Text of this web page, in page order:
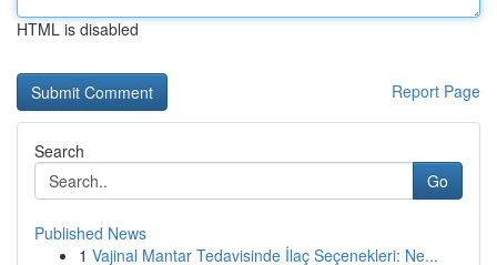
HTML is disabled
Report Page
Search
Go
Published News
1 Vajinal Mantar Tedavisinde İlaç Seçenekleri: Ne...